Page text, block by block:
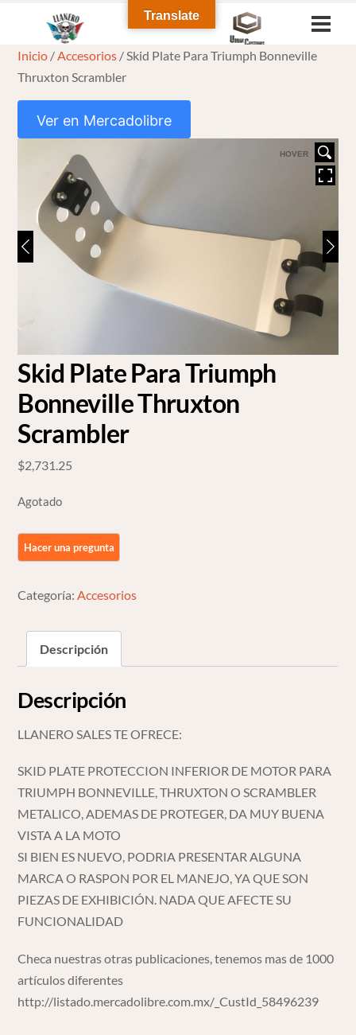
content
Inicio /Accesorios / Skid Plate Para Triumph Bonneville
Thruxton Scrambler
Ver en Mercadolibre
HOVER
Skid Plate Para Triumph
Bonneville Thruxton
Scrambler
$2,731.25
Agotado
Categoría: Accesorios
Descripción
Descripción
LLANERO SALES TE OFRECE:
SKID PLATE PROTECCION INFERIOR DE MOTOR PARA
TRIUMPH BONNEVILLE, THRUXTON O SCRAMBLER
METALICO, ADEMAS DE PROTEGER, DA MUY BUENA
VISTA A LA MOTO
SI BIEN ES NUEVO, PODRIA PRESENTAR ALGUNA
MARCA O RASPON POR EL MANEJO, YA QUE SON
PIEZAS DE EXHIBICIÓN. NADA QUE AFECTE SU
FUNCIONALIDAD
Checa nuestras otras publicaciones, tenemos mas de 1000
artículos diferentes
http://listado.mercadolibre.com.mx/_CustId_58496239
Translate